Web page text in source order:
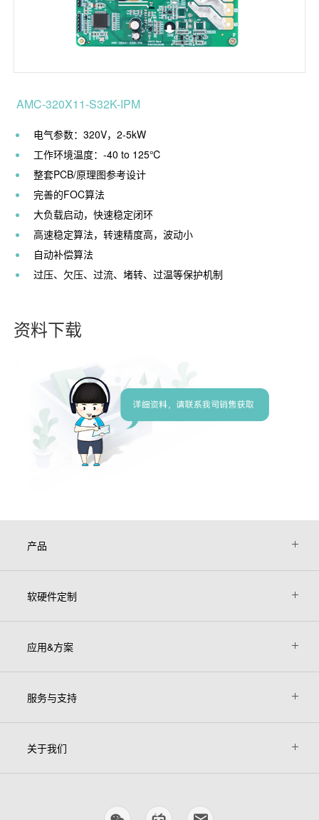
AMC-320X11-S32K-IPM
电气参数：320V，2-5kW
工作环境温度：-40 to 125℃
整套PCB/原理图参考设计
完善的FOC算法
大负载启动，快速稳定闭环
高速稳定算法，转速精度高，波动小
自动补偿算法
过压、欠压、过流、堵转、过温等保护机制
资料下载
产品
软硬件定制
应用&方案
服务与支持
关于我们